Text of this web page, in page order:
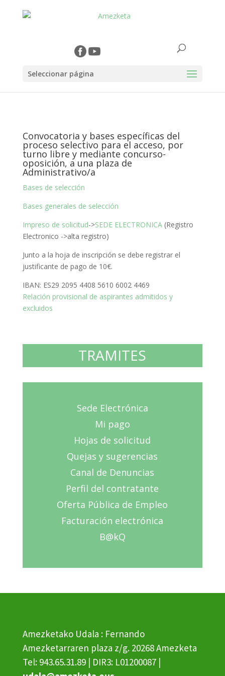
Seleccionar página
Convocatoria y bases específicas del
proceso selectivo para el acceso, por
turno libre y mediante concurso-
oposición, a una plaza de
Administrativo/a
Bases de selección
Bases generales de selección
Impreso de solicitud->SEDE ELECTRONICA(Registro
Electronico ->alta registro)
Junto a la hoja de inscripción se debe registrar el
justificante de pago de 10€.
IBAN: ES29 2095 4408 5610 6002 4469
Relación provisional de aspirantes admitidos y
excluidos
TRAMITES
Sede Electrónica
Mi pago
Hojas de solicitud
Quejas y sugerencias
Canal de Denuncias
Perfil del contratante
Oferta Pública de Empleo
Facturación electrónica
B@kQ
Amezketako Udala : Fernando
Amezketarraren plaza z/g. 20268 Amezketa
Tel: 943.65.31.89 | DIR3: L01200087 |